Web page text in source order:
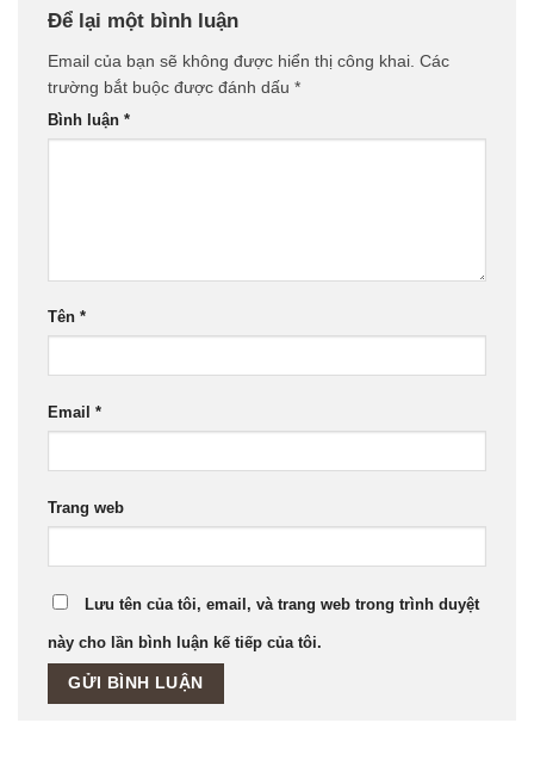
Để lại một bình luận
Email của bạn sẽ không được hiển thị công khai. Các
trường bắt buộc được đánh dấu *
Bình luận *
Tên *
Email *
Trang web
Lưu tên của tôi, email, và trang web trong trình duyệt
này cho lần bình luận kế tiếp của tôi.